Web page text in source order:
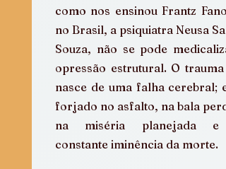
como nos ensinou Frantz
no Brasil, a psiquiatra Neusa
Souza, não se pode
opressão estrutural. O trauma
nasce de uma falha cerebral;
forjado no asfalto, na bala
na miséria planejada e
constante iminência da morte.